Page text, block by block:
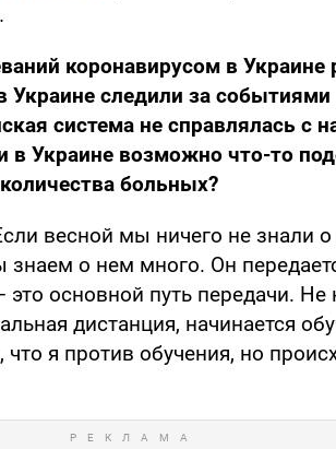
.
коронавирусом в
Украине следили за событиями
система не справлялась с
в Украине возможно что-то
больных?
весной мы ничего не знали о
о нем много. Он
основной путь передачи. Не
дистанция, начинается
я против обучения, но